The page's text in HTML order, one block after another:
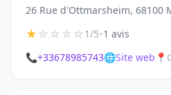
26 Rue d'Ottmarsheim, 68100
★☆☆☆☆1/5•1 avis
📞+33678985743🌐Site web 📍